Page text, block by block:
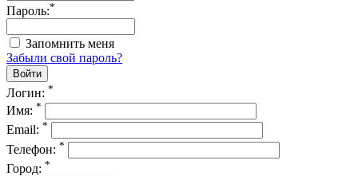
Пароль:*
Запомнить меня
Забыли свой пароль?
Логин: *
Имя: *
Email: *
Телефон: *
Город: *